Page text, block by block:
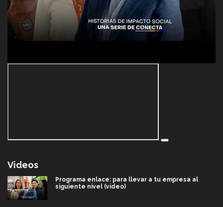
Videos
Programa enlace: para llevar a tu empresa al
siguiente nivel (video)